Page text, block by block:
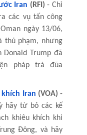
Iran (RFI) - Chỉ
các vụ tấn công
ngày 13/06,
thủ phạm, nhưng
Donald Trump đã
pháp trả đũa
Iran (VOA) -
hãy từ bỏ các kế
khiêu khích khi
Đông, và hãy